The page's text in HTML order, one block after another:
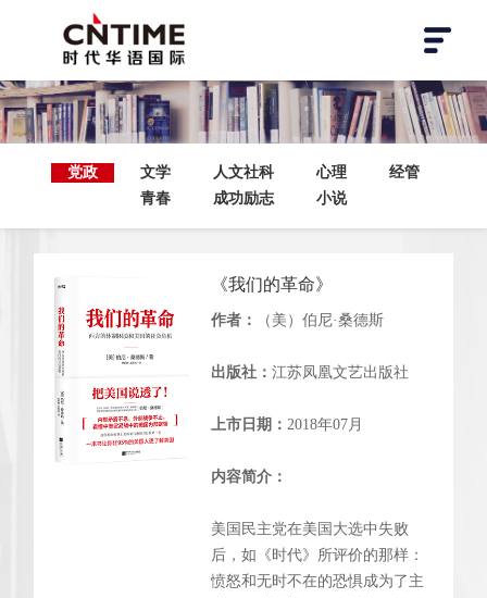
党政 文学 人文社科 心理
经管
青春
成功励志 小说
《我们的革命》
作者： （美）伯尼·桑德斯
出版社：江苏凤凰文艺出版社
上市日期：2018年07月
内容简介：
美国民主党在美国大选中失败
后，如《时代》所评价的那样：
愤怒和无时不在的恐惧成为了主